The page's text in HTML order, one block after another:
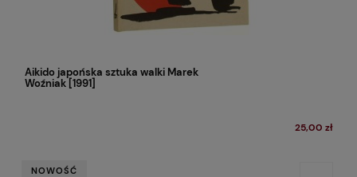
Aikido japońska sztuka walki Marek
Woźniak [1991]
25,00 zł
NOWOŚĆ